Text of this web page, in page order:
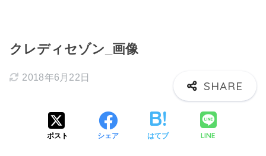
クレディセゾン_画像
2018年6月22日
ポスト シェア はてブ LINE